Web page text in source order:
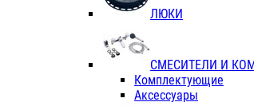
ЛЮКИ
СМЕСИТЕЛИ И
Комплектующие
Аксессуары